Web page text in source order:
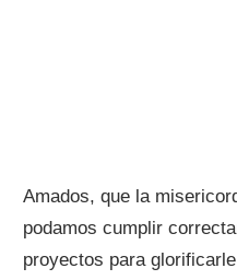
Amados, que la
podamos cumplir
proyectos para